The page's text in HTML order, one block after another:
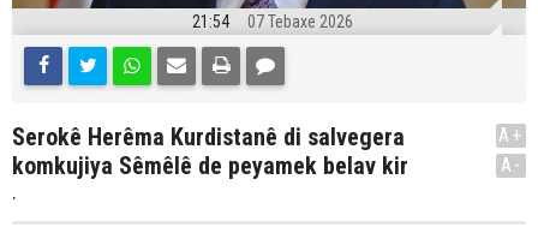
21:54 07 Tebaxe 2026
Serokê Herêma Kurdistanê di salvegera
komkujiya Sêmêlê de peyamek belav kir
.
A+
A-